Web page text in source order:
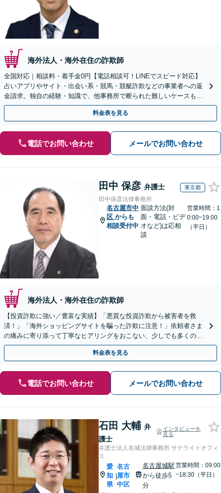
海外法人・海外在住の詐欺師
全国対応｜相談料・着手金0円【電話相談可！LINEでスピード対応】
占いアプリやサイト・出会い系・競馬・競艇詐欺などの事業者への返
金請求。独自の経験・知識で、他事務所で断られた難しいケースも解
決に導いた実績あり。まずはお気軽にご相談ください
料金表を見る
電話でお問い合わせ メールでお問い合わせ
田中 保彦 弁護士 東京都
田中保彦法律事務所
名古屋市中
区 からも
相談受付中
面談方法(対
面・電話・ビデ
オなど)は応相
談
営業時間：1
0:00~19:00
（平日）
海外法人・海外在住の詐欺師
【投資詐欺に強い／豊富な実績】「悪質な投資詐欺から被害者を救
済！」「海外ショッピングサイトを騙った詐欺に注意！」依頼者さま
の痛みに寄り添って丁寧なヒアリングをおこない、少しでも多くの返
金が得られるよう尽力します！
料金表を見る
電話でお問い合わせ メールでお問い合わせ
石田 大輔 弁
護士
インタビューを
見る
弁護士法人名城法律事務所 サテライトオフィ
ス
愛
知
県
|
名古
屋市
中区
名古屋城駅
から徒歩5
分
営業時間：09:00
~18:30（平日）